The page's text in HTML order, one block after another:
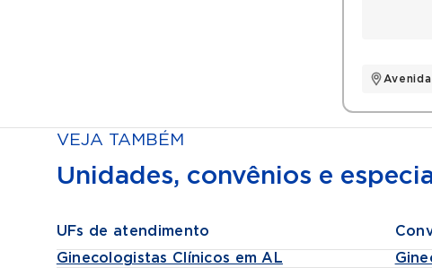
VEJA TAMBÉM
Unidades, convênios e
UFs de atendimento
Ginecologistas Clínicos em AL